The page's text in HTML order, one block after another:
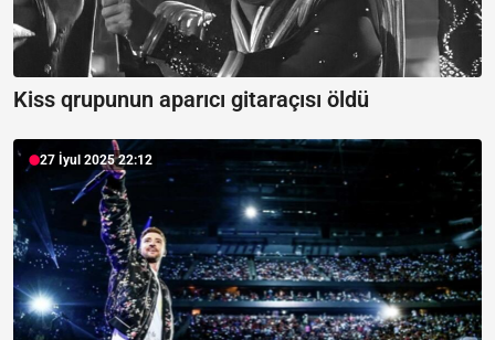
Kiss qrupunun aparıcı gitaraçısı öldü
27 İyul 2025 22:12